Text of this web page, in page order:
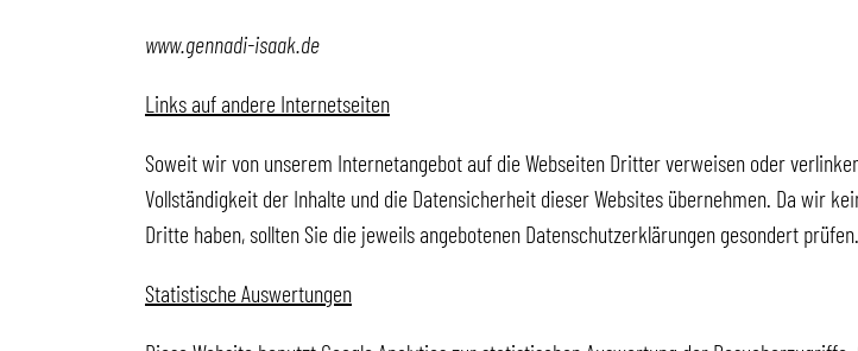
www.gennadi-isaak.de
Links auf andere Internetseiten
Soweit wir von unserem Internetangebot auf die Webseiten Dritter verweisen oder
Vollständigkeit der Inhalte und die Datensicherheit dieser Websites übernehmen. Da wir
Dritte haben, sollten Sie die jeweils angebotenen Datenschutzerklärungen gesondert prüfen.
Statistische Auswertungen